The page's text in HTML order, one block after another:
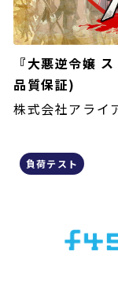
『大悪逆令嬢
品質保証)
株式会社アライ
負荷テスト